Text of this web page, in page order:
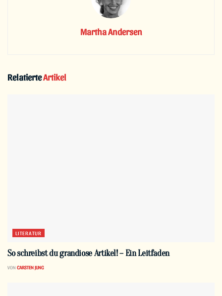
Martha Andersen
RelatierteArtikel
LITERATUR
So schreibst du grandiose Artikel! – Ein Leitfaden
VON CARSTEN JUNG